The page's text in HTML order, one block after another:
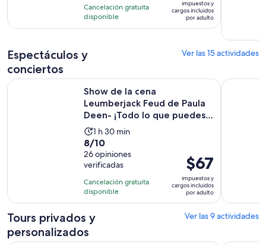
minutos
con
17
opiniones
Cancelación gratuita
disponible
es
de
por
adulto
impuestos y
cargos incluidos
por adulto
Espectáculos y
conciertos
Ver las 15 actividades
Show de la cena
Leumberjack Feud de Paula
Deen- ¡Todo lo que puedes
comer!
La
actividad
dura
1
hora
y
30
minutos
1 h 30 min
8.0
de
10
con
26
opiniones
8/10
26 opiniones
verificadas
Cancelación gratuita
disponible
El
precio
es
de
por
$67
impuestos y
cargos incluidos
por adulto
Show de la cena Leumberjack Feud de Paula Deen- ¡Todo
Pigeon
Tours privados y
personalizados
Ver las 9 actividades